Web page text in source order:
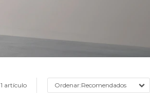
1 artículo Recomendados